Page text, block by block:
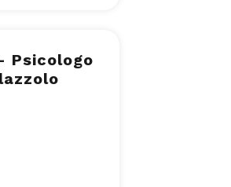
Psicologo